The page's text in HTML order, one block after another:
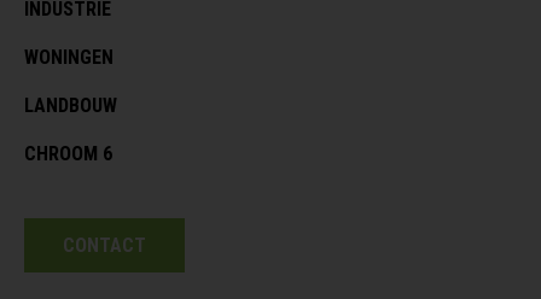
INDUSTRIE
WONINGEN
LANDBOUW
CHROOM 6
CONTACT